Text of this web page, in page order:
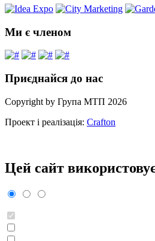
Ми є членом
Приєднайся до нас
Copyright by Група МТП 2026
Проект і реалізація: Crafton
Цей сайт